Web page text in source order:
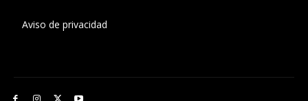
Aviso de privacidad